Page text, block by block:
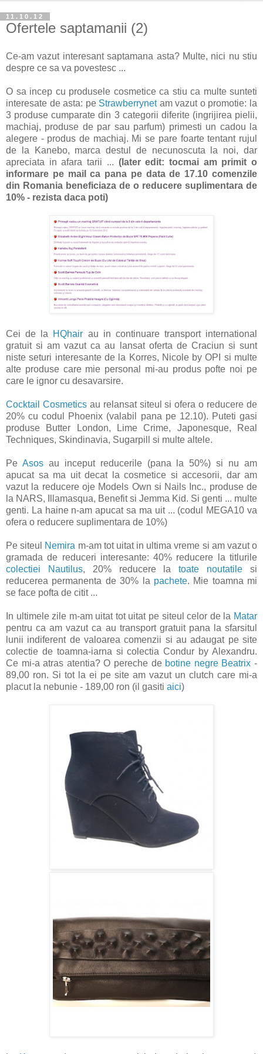
11.10.12
Ofertele saptamanii (2)
Ce-am vazut interesant saptamana asta? Multe, nici nu stiu
despre ce sa va povestesc ...
O sa incep cu produsele cosmetice ca stiu ca multe sunteti
interesate de asta: pe Strawberrynetam vazut o promotie: la
3 produse cumparate din 3 categorii diferite (ingrijirea pielii,
machiaj, produse de par sau parfum) primesti un cadou la
alegere - produs de machiaj. Mi se pare foarte tentant rujul
de la Kanebo, marca destul de necunoscuta la noi, dar
apreciata in afara tarii ... (later edit: tocmai am primit o
informare pe mail ca pana pe data de 17.10 comenzile
din Romania beneficiaza de o reducere suplimentara de
10% - rezista daca poti)
Cei de la HQhair au in continuare transport international
gratuit si am vazut ca au lansat oferta de Craciun si sunt
niste seturi interesante de la Korres, Nicole by OPI si multe
alte produse care mie personal mi-au produs pofte noi pe
care le ignor cu desavarsire.
Cocktail Cosmeticsau relansat siteul si ofera o reducere de
20% cu codul Phoenix (valabil pana pe 12.10). Puteti gasi
produse Butter London, Lime Crime, Japonesque, Real
Techniques, Skindinavia, Sugarpill si multe altele.
Pe Asosau inceput reducerile (pana la 50%) si nu am
apucat sa ma uit decat la cosmetice si accesorii, dar am
vazut la reducere oje Models Own si Nails Inc., produse de
la NARS, Illamasqua, Benefit si Jemma Kid. Si genti ... multe
genti. La haine n-am apucat sa ma uit ... (codul MEGA10 va
ofera o reducere suplimentara de 10%)
Pe siteul Nemira m-am tot uitat in ultima vreme si am vazut o
gramada de reduceri interesante: 40% reducere la titlurile
colectiei Nautilus, 20% reducere latoate noutatile si
reducerea permanenta de 30% la pachete. Mie toamna mi
se face pofta de citit ...
In ultimele zile m-am uitat tot uitat pe siteul celor de la Matar
pentru ca am vazut ca au transport gratuit pana la sfarsitul
lunii indiferent de valoarea comenzii si au adaugat pe site
colectie de toamna-iarna si colectia Condur by Alexandru.
Ce mi-a atras atentia? O pereche de botine negre Beatrix -
89,00 ron. Si tot la ei pe site am vazut un clutch care mi-a
placut la nebunie - 189,00 ron (il gasiti aici)